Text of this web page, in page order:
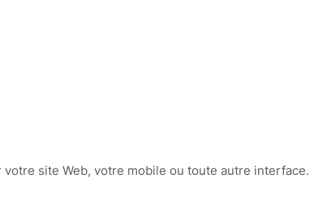
site Web, votre mobile ou toute autre interface.